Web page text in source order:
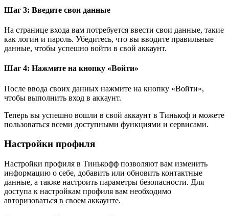
Шаг 3: Введите свои данные
На странице входа вам потребуется ввести свои данные, такие
как логин и пароль. Убедитесь, что вы вводите правильные
данные, чтобы успешно войти в свой аккаунт.
Шаг 4: Нажмите на кнопку «Войти»
После ввода своих данных нажмите на кнопку «Войти»,
чтобы выполнить вход в аккаунт.
Теперь вы успешно вошли в свой аккаунт в Тинькоф и можете
пользоваться всеми доступными функциями и сервисами.
Настройки профиля
Настройки профиля в Тинькофф позволяют вам изменить
информацию о себе, добавить или обновить контактные
данные, а также настроить параметры безопасности. Для
доступа к настройкам профиля вам необходимо
авторизоваться в своем аккаунте.